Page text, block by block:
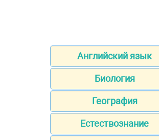
Английский язык
Биология
География
Естествознание